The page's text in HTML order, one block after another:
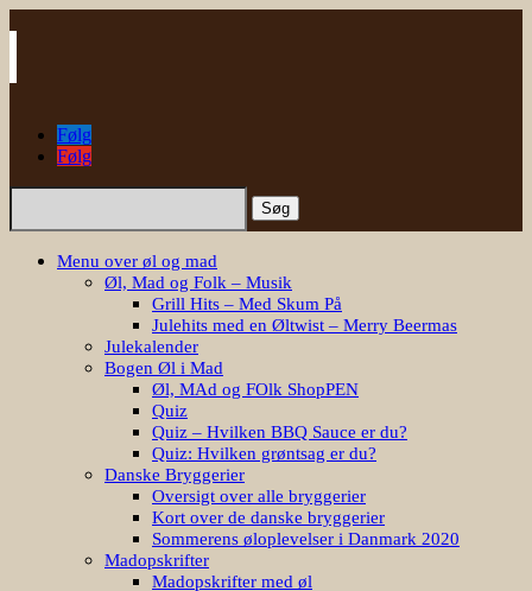
Følg
Følg
Søg
Menu over øl og mad
Øl, Mad og Folk – Musik
Grill Hits – Med Skum På
Julehits med en Øltwist – Merry Beermas
Julekalender
Bogen Øl i Mad
Øl, MAd og FOlk ShopPEN
Quiz
Quiz – Hvilken BBQ Sauce er du?
Quiz: Hvilken grøntsag er du?
Danske Bryggerier
Oversigt over alle bryggerier
Kort over de danske bryggerier
Sommerens øloplevelser i Danmark 2020
Madopskrifter
Madopskrifter med øl